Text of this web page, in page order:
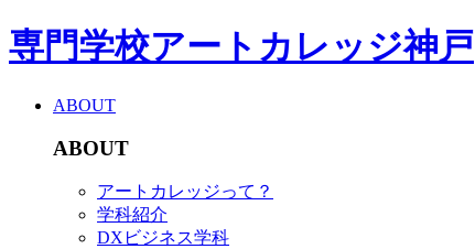
専門学校アートカレッジ神戸
ABOUT
ABOUT
アートカレッジって？
学科紹介
DXビジネス学科